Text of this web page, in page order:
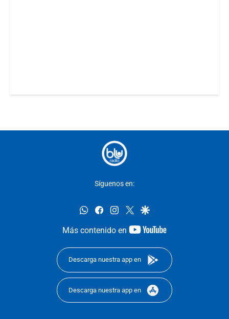
Síguenos en:
whatsappfacebookinstagram
twittergoogle
Más contenido en
youtube-
Descarga nuestra app en
Descarga nuestra app en